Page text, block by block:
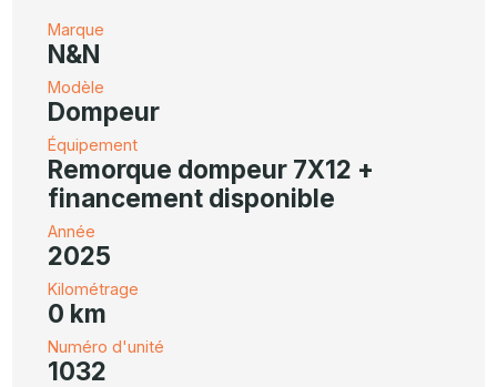
Marque
N&N
Modèle
Dompeur
Équipement
Remorque dompeur 7X12 +
financement disponible
Année
2025
Kilométrage
0 km
Numéro d'unité
1032